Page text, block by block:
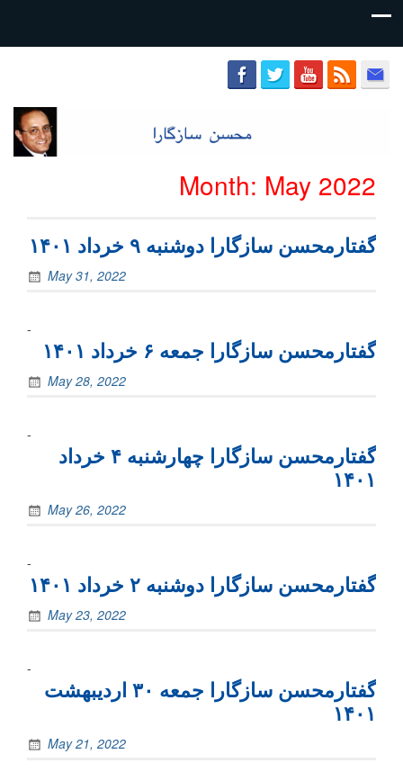
محسن
سازگارا
Month: May 2022
گفتارمحسن سازگارا دوشنبه ۹ خرداد ۱۴۰۱
May 31, 2022
-
گفتارمحسن سازگارا جمعه ۶ خرداد ۱۴۰۱
May 28, 2022
-
گفتارمحسن سازگارا چهارشنبه ۴ خرداد
۱۴۰۱
May 26, 2022
-
گفتارمحسن سازگارا دوشنبه ۲ خرداد ۱۴۰۱
May 23, 2022
-
گفتارمحسن سازگارا جمعه ۳۰ اردیبهشت
۱۴۰۱
May 21, 2022